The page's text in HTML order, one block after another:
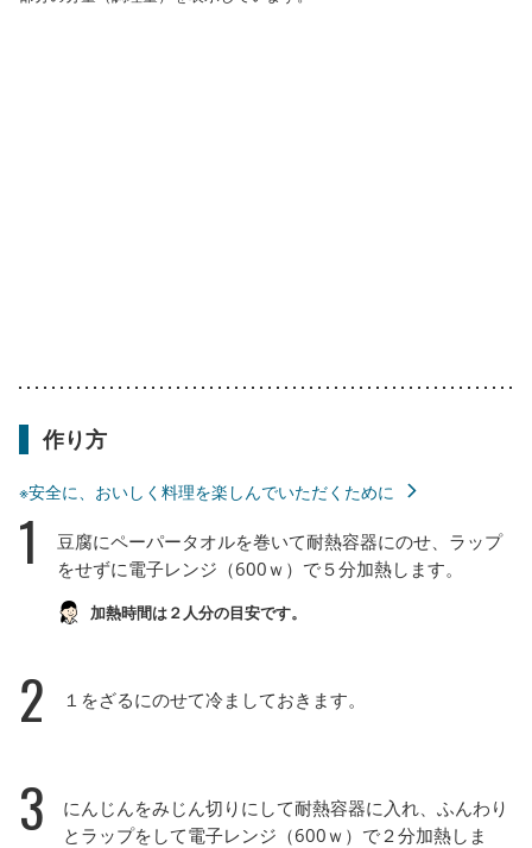
作り方
※安全に、おいしく料理を楽しんでいただくために
1
豆腐にペーパータオルを巻いて耐熱容器にのせ、ラップ
をせずに電子レンジ（600ｗ）で５分加熱します。
加熱時間は２人分の目安です。
2 １をざるにのせて冷ましておきます。
3
にんじんをみじん切りにして耐熱容器に入れ、ふんわり
とラップをして電子レンジ（600ｗ）で２分加熱しま